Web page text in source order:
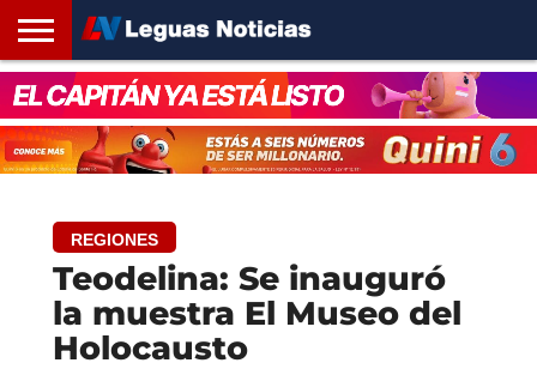
INICIO
SANTA
FE
ROSARIO24
REGIONES
ARGENTINA
OPINIÓN
CONTACTO
REGIONES
Teodelina: Se inauguró
la muestra El Museo del
Holocausto